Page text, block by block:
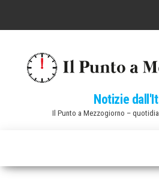
Notizie
Il Punto a Mezzogiorno –